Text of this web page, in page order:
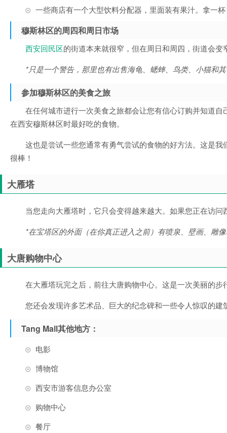
一些商店有一个大型饮料分配器，里面装有果汁。拿一
穆斯林区的周四和周日市场
西安回民区的街道本来就很窄，但在周日和周四，街道会
*只是一个警告，那里也有出售海龟、蟋蟀、鸟类、小猫和
参加穆斯林区的美食之旅
在任何城市进行一次美食之旅都会让您有信心订购并知道
在西安穆斯林区时最好吃的食物。
这也是尝试一些您通常有勇气尝试的食物的好方法。这是
很棒！
大雁塔
当您走向大雁塔时，它只会变得越来越大。如果您正在访
*在宝塔区的外面（在你真正进入之前）有喷泉、壁画、雕
大唐购物中心
在大雁塔玩完之后，前往大唐购物中心。这是一次美丽的
您还会发现许多艺术品、巨大的纪念碑和一些令人惊叹的
Tang Mall其他地方：
电影
博物馆
西安市游客信息办公室
购物中心
餐厅